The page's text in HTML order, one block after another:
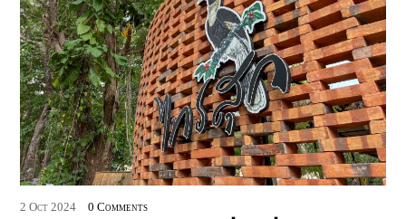
2 Oct 2024 0 Comments